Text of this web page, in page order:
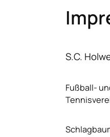
S.C.
Fußball-